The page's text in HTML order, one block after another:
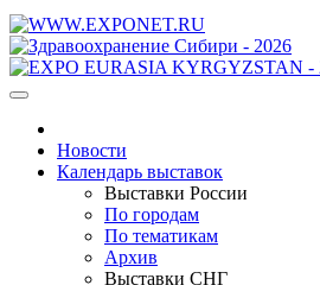
Новости
Календарь выставок
Выставки России
По городам
По тематикам
Архив
Выставки СНГ